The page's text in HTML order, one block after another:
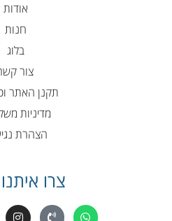
אודות
חנות
בלוג
צור
תקנן האתר
מדיניות
הצהרת
צרו
W
P
I